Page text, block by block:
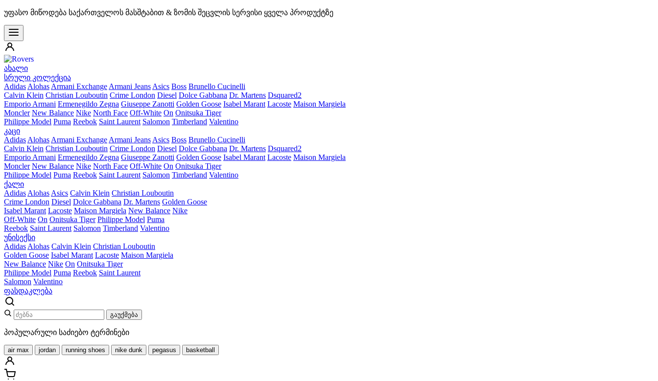
უფასო მიწოდება საქართველოს მასშტაბით & ზომის შეცვლის სერვისი ყველა პროდუქტზე
ახალი
სრული კოლექცია
Adidas Alohas Armani Exchange Armani Jeans Asics Boss Brunello Cucinelli
Calvin Klein Christian Louboutin Crime London Diesel Dolce Gabbana Dr. Martens Dsquared2
Emporio Armani Ermenegildo Zegna Giuseppe Zanotti Golden Goose Isabel Marant Lacoste Maison Margiela
Moncler New Balance Nike North Face Off-White On Onitsuka Tiger
Philippe Model Puma Reebok Saint Laurent Salomon Timberland Valentino
კაცი
Adidas Alohas Armani Exchange Armani Jeans Asics Boss Brunello Cucinelli
Calvin Klein Christian Louboutin Crime London Diesel Dolce Gabbana Dr. Martens Dsquared2
Emporio Armani Ermenegildo Zegna Giuseppe Zanotti Golden Goose Isabel Marant Lacoste Maison Margiela
Moncler New Balance Nike North Face Off-White On Onitsuka Tiger
Philippe Model Puma Reebok Saint Laurent Salomon Timberland Valentino
ქალი
Adidas Alohas Asics Calvin Klein Christian Louboutin
Crime London Diesel Dolce Gabbana Dr. Martens Golden Goose
Isabel Marant Lacoste Maison Margiela New Balance Nike
Off-White On Onitsuka Tiger Philippe Model Puma
Reebok Saint Laurent Salomon Timberland Valentino
უნისექსი
Adidas Alohas Calvin Klein Christian Louboutin
Golden Goose Isabel Marant Lacoste Maison Margiela
New Balance Nike On Onitsuka Tiger
Philippe Model Puma Reebok Saint Laurent
Salomon Valentino
ფასდაკლება
გაუქმება
პოპულარული საძიებო ტერმინები
air max jordan running shoes nike dunk pegasus basketball